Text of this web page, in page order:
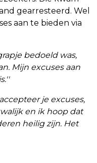
gearresteerd. Wel
aan te bieden via
bedoeld was,
Mijn excuses aan
je excuses,
en ik hoop dat
heilig zijn. Het